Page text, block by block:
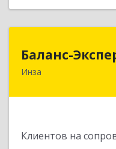
Баланс-
Инза
Клиентов на
433030,